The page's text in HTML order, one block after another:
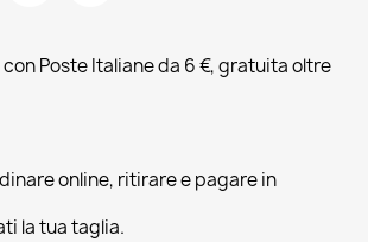
Poste Italiane da 6 €, gratuita oltre
online, ritirare e pagare in
la tua taglia.